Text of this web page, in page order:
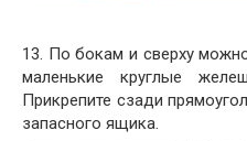
13. По бокам и сверху
маленькие круглые
Прикрепите сзади
запасного ящика.